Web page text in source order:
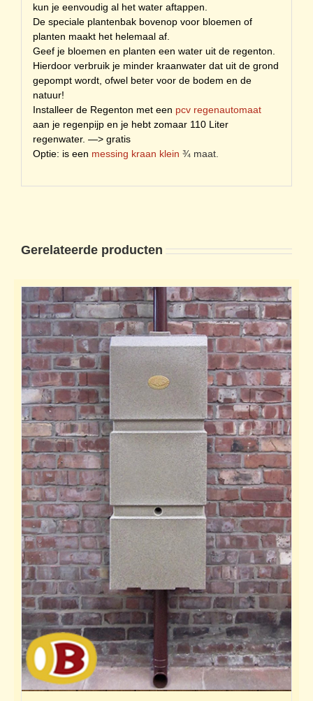
kun je eenvoudig al het water aftappen.
De speciale plantenbak bovenop voor bloemen of
planten maakt het helemaal af.
Geef je bloemen en planten een water uit de regenton.
Hierdoor verbruik je minder kraanwater dat uit de grond
gepompt wordt, ofwel beter voor de bodem en de
natuur!
Installeer de Regenton met een pcv regenautomaat
aan je regenpijp en je hebt zomaar 110 Liter
regenwater. —> gratis
Optie: is een messing kraan klein ¾ maat.
Gerelateerde producten